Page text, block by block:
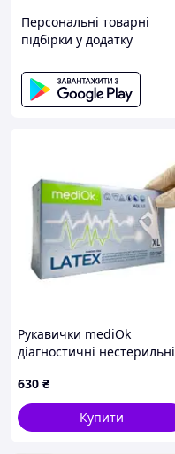
Персональні товарні
підбірки у додатку
Рукавички mediOk
діагностичні нестерильні
одноразові розмір XL 50
пар/пач 219114234XL - 2
шт.
630 ₴
Купити